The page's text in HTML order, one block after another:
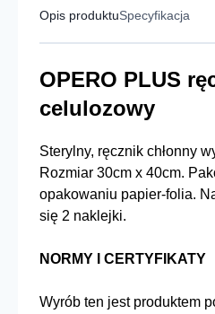
Opis produktuSpecyfikacja
OPERO PLUS
celulozowy
Sterylny, ręcznik chłonny
Rozmiar 30cm x 40cm.
opakowaniu papier-folia.
się 2 naklejki.
NORMY I CERTYFIKATY
Wyrób ten jest produktem